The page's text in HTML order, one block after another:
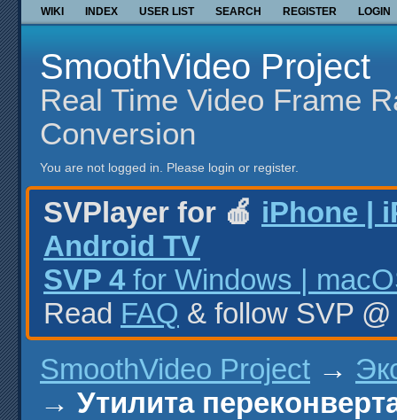
WIKI INDEX USER LIST SEARCH REGISTER LOGIN
SmoothVideo Project
Real Time Video Frame
Conversion
You are not logged in. Please login or register.
SVPlayer for 🍎 iPhone |
Android TV
SVP 4 for Windows |
Read FAQ & follow SVP
SmoothVideo Project →
→ Утилита